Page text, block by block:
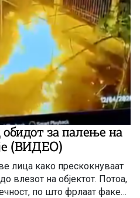
за палење на
(ВИДЕО)
лица како прескокнуваат
влезот на објектот. Потоа,
по што фрлаат факел